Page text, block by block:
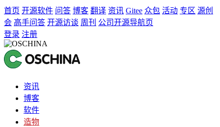
首页 开源软件 问答 博客 翻译 资讯 Gitee 众包 活动 专区 源创
会 高手问答 开源访谈 周刊 公司开源导航页
登录 注册
资讯
博客
软件
造物